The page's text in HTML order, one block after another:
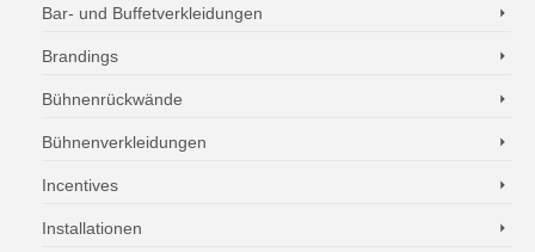
Bar- und Buffetverkleidungen
Brandings
Bühnenrückwände
Bühnenverkleidungen
Incentives
Installationen